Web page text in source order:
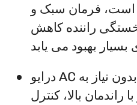
است، فرمان سبک و
راننده کاهش
درایو AC عمودی، بدون جاروبک، بدون نیاز به
راندمان بالا، کنترل